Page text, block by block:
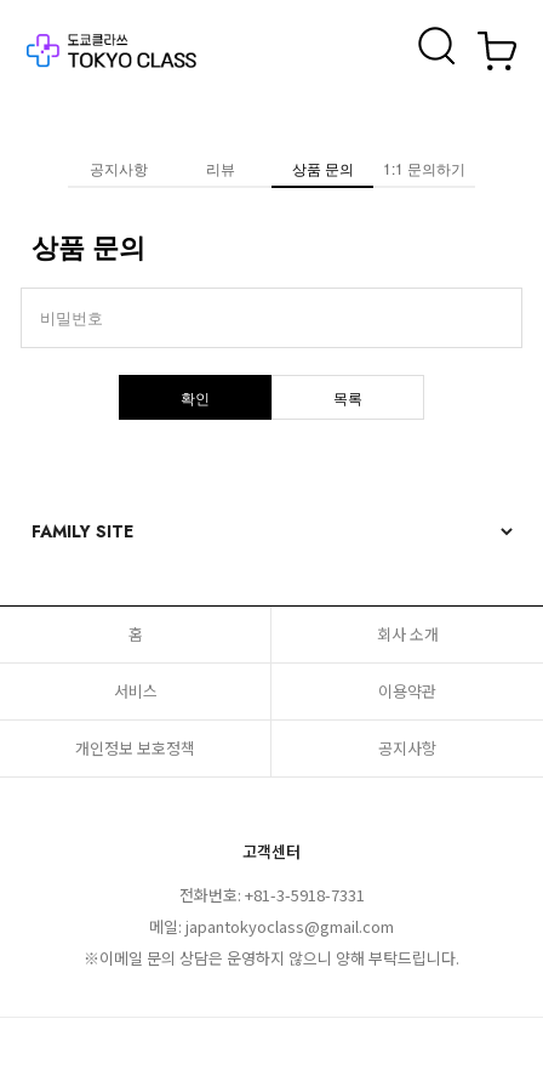
공지사항 리뷰 상품 문의 1:1 문의하기
상품 문의
비밀번호
확인 목록
홈 회사 소개
서비스 이용약관
개인정보 보호정책 공지사항
고객센터
전화번호: +81-3-5918-7331
메일: japantokyoclass@gmail.com
※이메일 문의 상담은 운영하지 않으니 양해 부탁드립니다.